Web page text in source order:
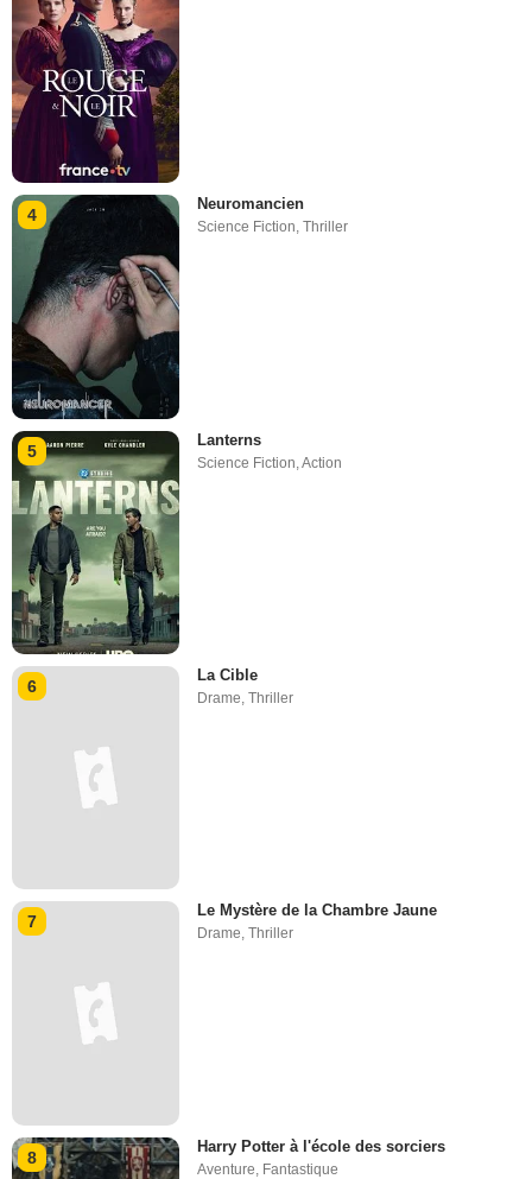
4
Neuromancien
Science Fiction,Thriller
5
Lanterns
Science Fiction ,Action
6
La Cible
Drame,Thriller
7
Le Mystère de la Chambre Jaune
Drame,Thriller
8
Harry Potter à l'école des sorciers
Aventure Fantastique